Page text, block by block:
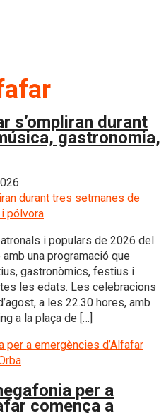
s’ompliran durant
gastronomia,
i populars de 2026 del
una programació que
gastronòmics, festius i
les edats. Les celebracions
a les 22.30 hores, amb
a la plaça de […]
per a
comença a